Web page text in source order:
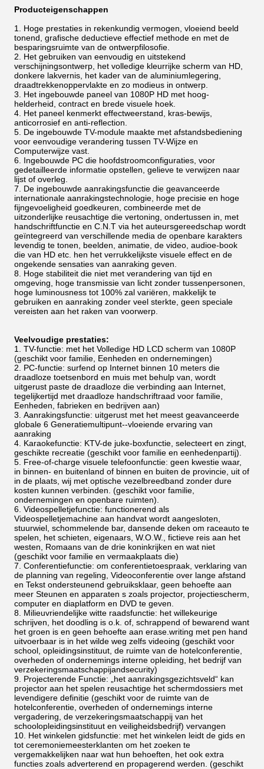
Producteigenschappen
Hoge prestaties in rekenkundig vermogen, vloeiend beeld
tonend, grafische deductieve effectief methode en met de
besparingsruimte van de ontwerpfilosofie.
Het gebruiken van eenvoudig en uitstekend
verschijningsontwerp, het volledige kleurrijke scherm van HD,
donkere lakvernis, het kader van de aluminiumlegering,
draadtrekkenoppervlakte en zo modieus in ontwerp.
Het ingebouwde paneel van 1080P HD met hoog-
helderheid, contract en brede visuele hoek.
Het paneel kenmerkt effectweerstand, kras-bewijs,
anticorrosief en anti-reflection.
De ingebouwde TV-module maakte met afstandsbediening
voor eenvoudige verandering tussen TV-Wijze en
Computerwijze vast.
Ingebouwde PC die hoofdstroomconfiguraties, voor
gedetailleerde informatie opstellen, gelieve te verwijzen naar
lijst of overleg.
De ingebouwde aanrakingsfunctie die geavanceerde
internationale aanrakingstechnologie, hoge precisie en hoge
fijngevoeligheid goedkeuren, combineerde met de
uitzonderlijke reusachtige die vertoning, ondertussen in, met
handschriftfunctie en C.N.T via het auteursgereedschap wordt
geïntegreerd van verschillende media de openbare karakters
levendig te tonen, beelden, animatie, de video, audioe-book
die van HD etc. hen het verrukkelijkste visuele effect en de
ongekende sensaties van aanraking geven.
Hoge stabiliteit die niet met verandering van tijd en
omgeving, hoge transmissie van licht zonder tussenpersonen,
hoge luminousness tot 100% zal variëren, makkelijk te
gebruiken en aanraking zonder veel sterkte, geen speciale
vereisten aan het raken van voorwerp.
Veelvoudige prestaties:
TV-functie: met het Volledige HD LCD scherm van 1080P
(geschikt voor familie, Eenheden en ondernemingen)
PC-functie: surfend op Internet binnen 10 meters die
draadloze toetsenbord en muis met behulp van, wordt
uitgerust paste de draadloze die verbinding aan Internet,
tegelijkertijd met draadloze handschriftraad voor familie,
Eenheden, fabrieken en bedrijven aan)
Aanrakingsfunctie: uitgerust met het meest geavanceerde
globale 6 Generatiemultipunt--vloeiende ervaring van
aanraking
Karaokefunctie: KTV-de juke-boxfunctie, selecteert en zingt,
geschikte recreatie (geschikt voor familie en eenhedenpartij).
Free-of-charge visuele telefoonfunctie: geen kwestie waar,
in binnen- en buitenland of binnen en buiten de provincie, uit of
in de plaats, wij met optische vezelbreedband zonder dure
kosten kunnen verbinden. (geschikt voor familie,
ondernemingen en openbare ruimten).
Videospelletjefunctie: functionerend als
Videospelletjemachine aan handvat wordt aangesloten,
stuurwiel, schommelende bar, dansende deken om raceauto te
spelen, het schieten, eigenaars, W.O.W., fictieve reis aan het
westen, Romaans van de drie koninkrijken en wat niet
(geschikt voor familie en vermaakplaats die)
Conferentiefunctie: om conferentietoespraak, verklaring van
de planning van regeling, Videoconferentie over lange afstand
en Tekst ondersteunend gebruiksklaar, geen behoefte aan
meer Steunen en apparaten s zoals projector, projectiescherm,
computer en diaplatform en DVD te geven.
Milieuvriendelijke witte raadsfunctie: het willekeurige
schrijven, het doodling is o.k. of, schrappend of bewarend want
het groen is en geen behoefte aan erase.writing met pen hand
uitvoerbaar is in het wilde weg zelfs videoing (geschikt voor
school, opleidingsinstituut, de ruimte van de hotelconferentie,
overheden of ondernemings interne opleiding, het bedrijf van
verzekeringsmaatschappijandsecurity)
Projecterende Functie: „het aanrakingsgezichtsveld“ kan
projector aan het spelen reusachtige het schermdossiers met
levendigere definitie (geschikt voor de ruimte van de
hotelconferentie, overheden of ondernemings interne
vergadering, de verzekeringsmaatschappij van het
schoolopleidingsinstituut en veiligheidsbedrijf) vervangen
Het winkelen gidsfunctie: met het winkelen leidt de gids en
tot ceremoniemeesterklanten om het zoeken te
vergemakkelijken naar wat hun behoeften, het ook extra
functies zoals adverterend en propagerend werden. (geschikt